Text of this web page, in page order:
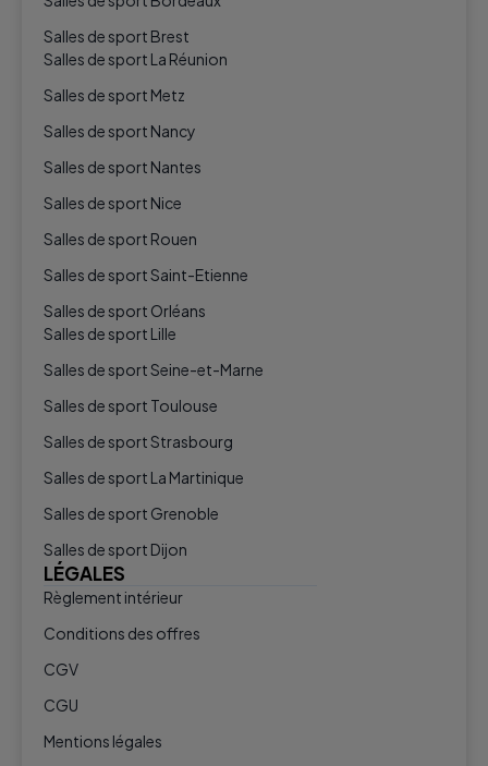
Salles de sport Brest
Salles de sport La Réunion
Salles de sport Metz
Salles de sport Nancy
Salles de sport Nantes
Salles de sport Nice
Salles de sport Rouen
Salles de sport Saint-Etienne
Salles de sport Orléans
Salles de sport Lille
Salles de sport Seine-et-Marne
Salles de sport Toulouse
Salles de sport Strasbourg
Salles de sport La Martinique
Salles de sport Grenoble
Salles de sport Dijon
LÉGALES
Règlement intérieur
Conditions des offres
CGV
CGU
Mentions légales